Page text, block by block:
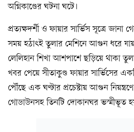
অগ্নিকাণ্ডের ঘটনা ঘটে।
প্রত্যক্ষদর্শী ও ফায়ার সার্ভিস সূত্রে
সময় হঠাৎই তুলার মেশিনে আগুন ধরে
লেলিহান শিখা আশপাশে ছড়িয়ে থাকা
খবর পেয়ে সীতাকুণ্ড ফায়ার সার্ভিসের
পৌঁছে এক ঘণ্টার প্রচেষ্টায় আগুন
গোডাউনসহ তিনটি দোকানঘর ভস্মীভূত